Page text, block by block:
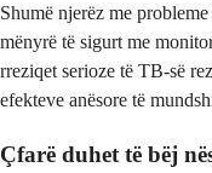
Shumë njerëz me
mënyrë të sigurt me
rreziqet serioze të TB-së
efekteve anësore të
Çfarë duhet të bëj